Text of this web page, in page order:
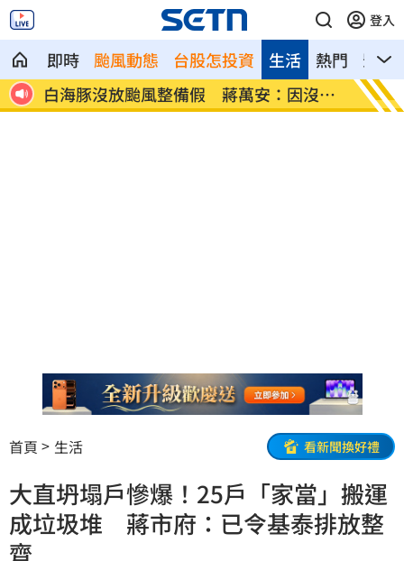
登入
即時 颱風動態 台股怎投資 熱門 影音
生活
白海豚沒放颱風整備假 蔣萬安：因沒陸
警
公鹿
力
首頁 生活 看新聞換好禮
大直坍塌戶慘爆！25戶「家當」搬運
成垃圾堆 蔣市府：已令基泰排放整
齊